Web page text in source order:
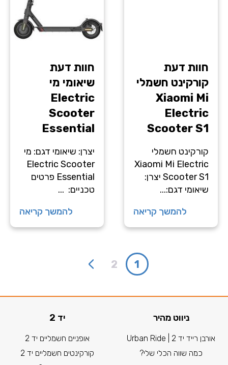
חוות דעת
‏קורקינט חשמלי
Xiaomi Mi
Electric
Scooter S1
‏קורקינט חשמלי
Xiaomi Mi Electric
Scooter S1 יצרן:
שיאומי דגם:...
להמשך קריאה
חוות דעת
שיאומי מי
Electric
Scooter
Essential
יצרן: שיאומי דגם: מי
Electric Scooter
Essential פרטים
טכניים: ...
להמשך קריאה
1
2
›
ניווט מהיר
אורבן רייד יד 2 | Urban Ride
כמה שווה הכלי שלי?
יד 2
אופניים חשמליים יד 2
קורקינטים חשמליים יד 2